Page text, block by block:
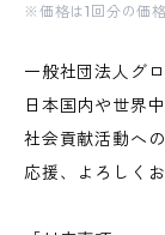
※価格は1回分の価
一般社団法人グ
日本国内や世界
社会貢献活動へ
応援、よろしく